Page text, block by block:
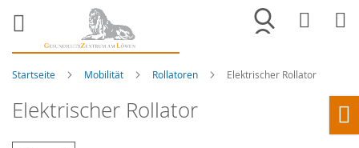
Merkliste
Startseite Mobilität Rollatoren Elektrischer Rollator
Elektrischer Rollator